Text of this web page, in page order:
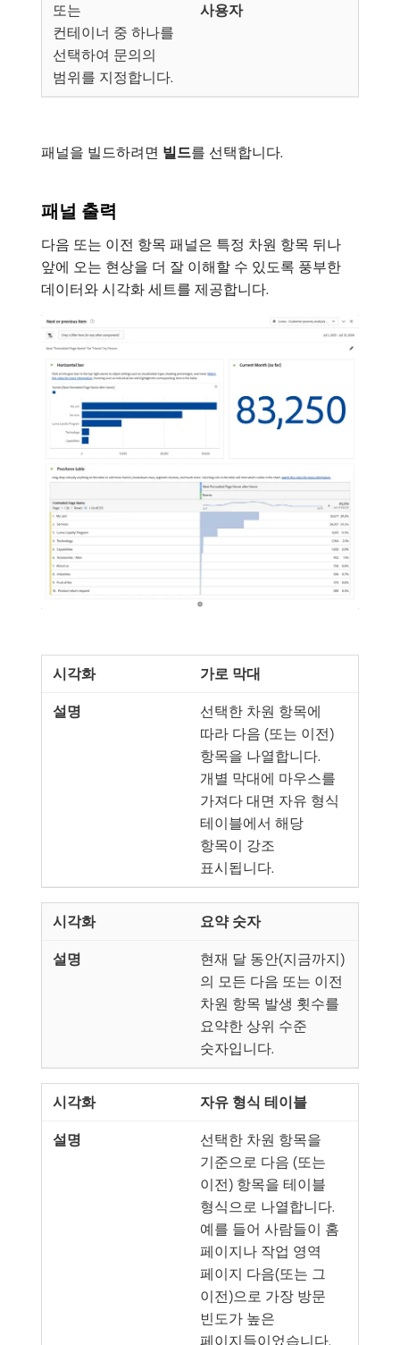
또는
사용자
컨테이너 중 하나를
선택하여 문의의
범위를 지정합니다.
패널을 빌드하려면 빌드​를 선택합니다.
패널 출력
다음 또는 이전 항목 패널은 특정 차원 항목 뒤나
앞에 오는 현상을 더 잘 이해할 수 있도록 풍부한
데이터와 시각화 세트를 제공합니다.
가로 막대
선택한 차원 항목에
따라 다음 (또는 이전)
항목을 나열합니다.
개별 막대에 마우스를
가져다 대면 자유 형식
테이블에서 해당
항목이 강조
표시됩니다.
요약 숫자
현재 달 동안(지금까지)
의 모든 다음 또는 이전
차원 항목 발생 횟수를
요약한 상위 수준
숫자입니다.
자유 형식 테이블
선택한 차원 항목을
기준으로 다음 (또는
이전) 항목을 테이블
형식으로 나열합니다.
예를 들어 사람들이 홈
페이지나 작업 영역
페이지 다음(또는 그
이전)으로 가장 방문
빈도가 높은
페이지들이었습니다.